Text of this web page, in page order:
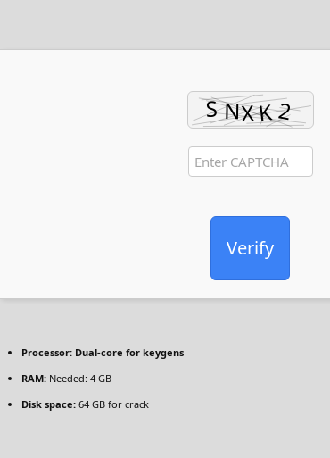
Verify
Processor: Dual-core for keygens
RAM: Needed: 4 GB
Disk space: 64 GB for crack